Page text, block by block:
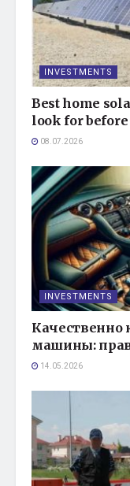
INVESTMENTS
Best home
look for before
08.07.2026
INVESTMENTS
Качественно
машины:
14.05.2026